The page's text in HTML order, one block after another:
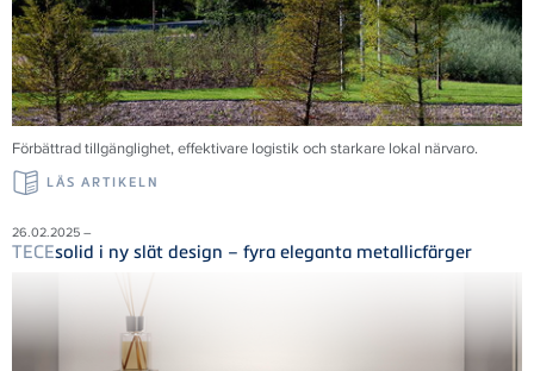
Förbättrad tillgänglighet, effektivare logistik och starkare lokal närvaro.
LÄS ARTIKELN
26.02.2025 –
TECEsolid i ny slät design – fyra eleganta metallicfärger